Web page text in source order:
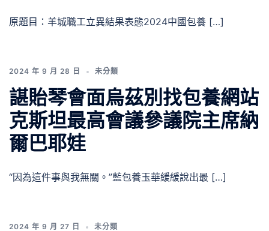
原題目：羊城職工立異結果表態2024中國包養 […]
2024 年 9 月 28 日 未分類
諶貽琴會面烏茲別找包養網站
克斯坦最高會議參議院主席納
爾巴耶娃
“因為這件事與我無關。”藍包養玉華緩緩說出最 […]
2024 年 9 月 27 日 未分類